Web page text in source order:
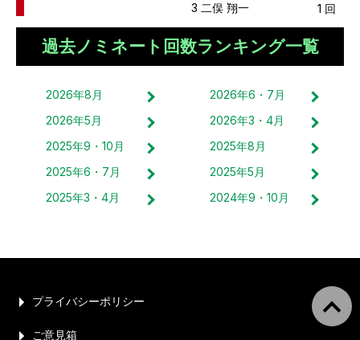
3 二俣 翔一 1 回
過去ノミネート回数ランキング一覧
2026年8 月 2026年6・7 月
2026年5 月 2026年3・4月
2025年9・10 月 2025年8 月
2025年6・7 月 2025年5 月
2025年3・4月 2024年9・10 月
プライバシーポリシー
ご意見箱